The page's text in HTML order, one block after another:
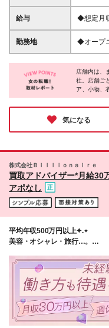
迎！◆20
中！ ◇未経験OK ◇学歴不問 ＼＼3つ以上当てはまっ
アアレン
をしたこ
ることが
きたい
給与
◆想定月収26万円 ◆技能手
（着付け
算！ 社
ルを考慮
～/5時間
します ※
勤務地
◆オープ
OK！◆転
舗、また
＼＼2026
しいスタ
【姫路店】兵
県西宮市
県神戸市
内（2F
店舗内は、
社。店舗ご
ア、小物、
様からは「
数。訪れた
ばれる理由
いう想いを
気になる
株式会社Ｂｉｌｌｉｏｎａｉｒｅ
買取アドバイザー*月給30
アポなし
平均年収500万円以上✦.⋆
美容・オシャレ・旅行…。